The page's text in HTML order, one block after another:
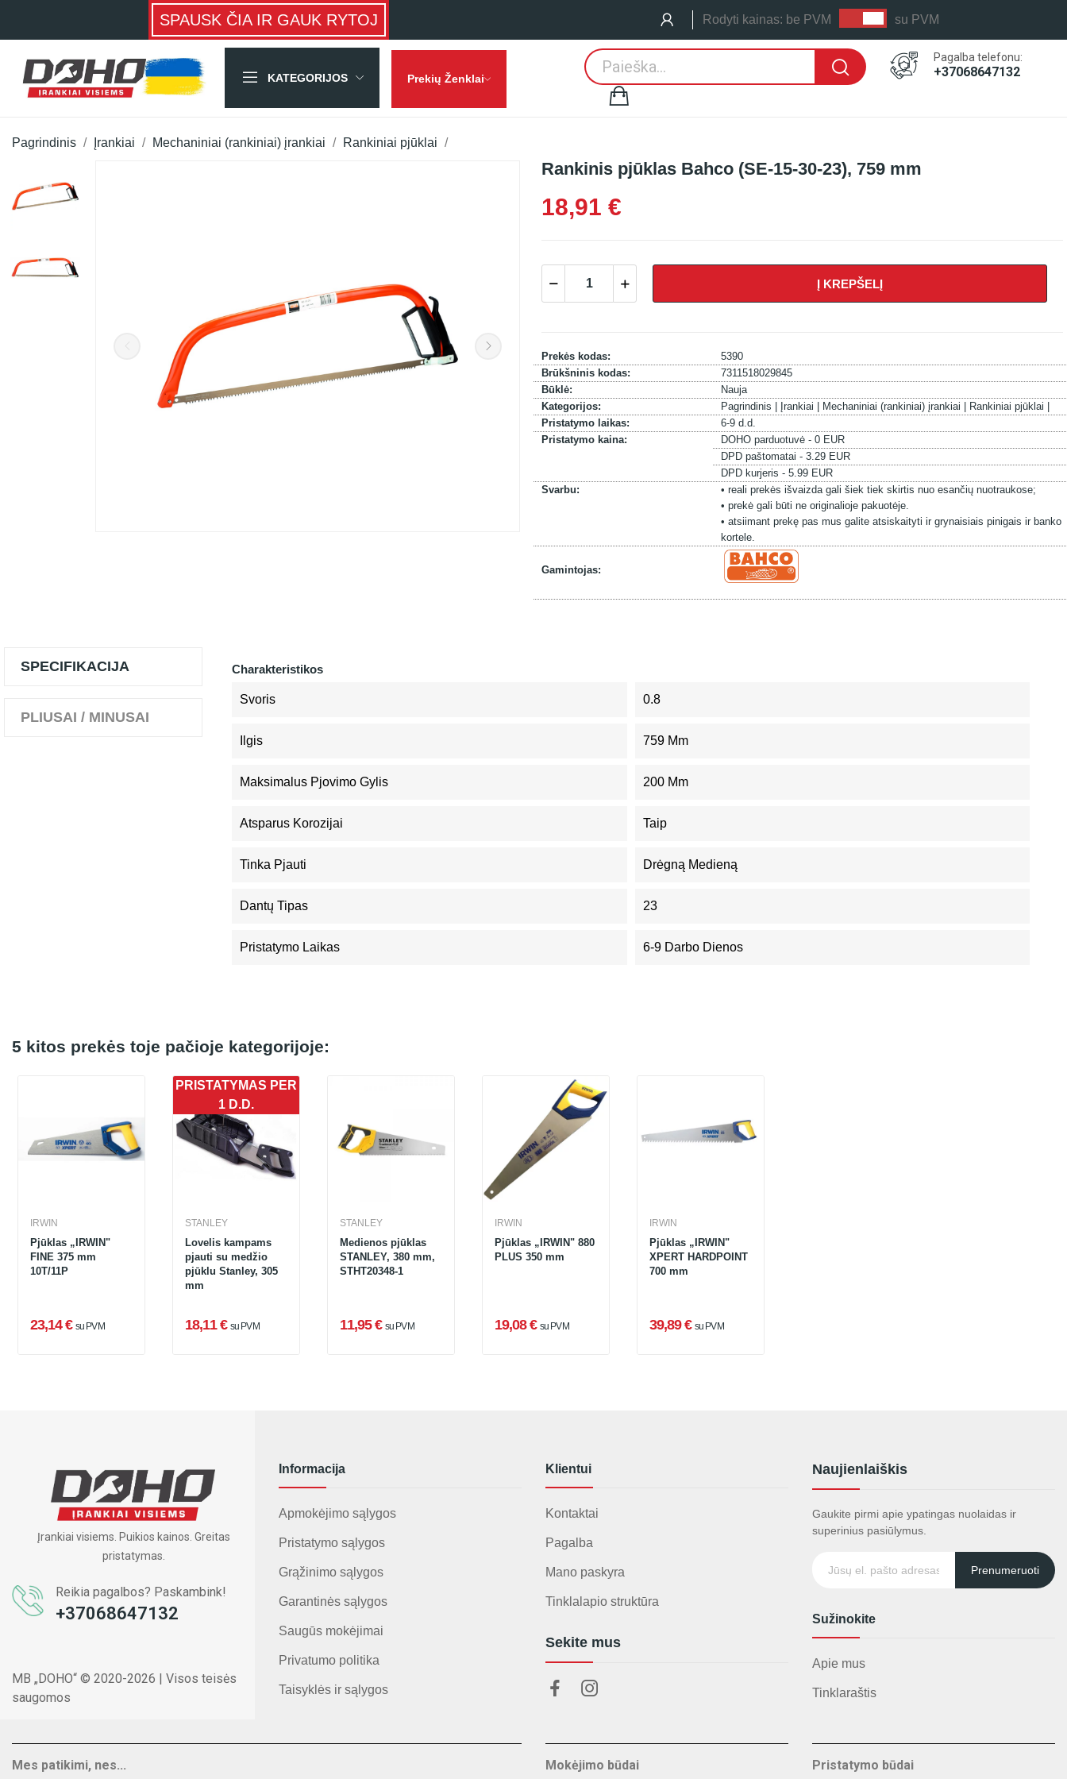
SPAUSK ČIA IR GAUK RYTOJ Rodyti kainas: be PVM su PVM
KATEGORIJOS Prekių Ženklai
Pagalba telefonu:
+37068647132
Pagrindinis Įrankiai Mechaniniai (rankiniai) įrankiai Rankiniai pjūklai
Rankinis pjūklas Bahco (SE-15-30-23), 759 mm
18,91 €
Į KREPŠELĮ
Prekės kodas:
5390
Brūkšninis kodas:
7311518029845
Būklė:
Nauja
Kategorijos:
Pagrindinis | Įrankiai | Mechaniniai (rankiniai) įrankiai |
Rankiniai pjūklai |
Pristatymo laikas:
6-9 d.d.
Pristatymo kaina:
DOHO parduotuvė - 0 EUR
DPD paštomatai - 3.29 EUR
DPD kurjeris - 5.99 EUR
Svarbu:
• reali prekės išvaizda gali šiek tiek skirtis nuo esančių nuotraukose;
• prekė gali būti ne originalioje pakuotėje.
• atsiimant prekę pas mus galite atsiskaityti ir grynaisiais pinigais ir banko
kortele.
Gamintojas:
SPECIFIKACIJA
PLIUSAI / MINUSAI
Charakteristikos
Svoris 0.8
Ilgis 759 Mm
Maksimalus Pjovimo Gylis 200 Mm
Atsparus Korozijai Taip
Tinka Pjauti Drėgną Medieną
Dantų Tipas 23
Pristatymo Laikas 6-9 Darbo Dienos
5 kitos prekės toje pačioje kategorijoje:
IRWIN
Pjūklas „IRWIN"
FINE 375 mm
10T/11P
23,14 € su PVM
PRISTATYMAS PER
1 D.D.
STANLEY
Lovelis kampams
pjauti su medžio
pjūklu Stanley, 305
mm
18,11 € su PVM
STANLEY
Medienos pjūklas
STANLEY, 380 mm,
STHT20348-1
11,95 € su PVM
IRWIN
Pjūklas „IRWIN" 880
PLUS 350 mm
19,08 € su PVM
IRWIN
Pjūklas „IRWIN"
XPERT HARDPOINT
700 mm
39,89 € su PVM
Įrankiai visiems. Puikios kainos. Greitas
pristatymas.
Reikia pagalbos? Paskambink!
+37068647132
MB „DOHO“ © 2020-2026 | Visos teisės
saugomos
Informacija
Apmokėjimo sąlygos
Pristatymo sąlygos
Grąžinimo sąlygos
Garantinės sąlygos
Saugūs mokėjimai
Privatumo politika
Taisyklės ir sąlygos
Klientui
Kontaktai
Pagalba
Mano paskyra
Tinklalapio struktūra
Sekite mus
Naujienlaiškis
Gaukite pirmi apie ypatingas nuolaidas ir
superinius pasiūlymus.
Prenumeruoti
Sužinokite
Apie mus
Tinklaraštis
Mes patikimi, nes... Mokėjimo būdai Pristatymo būdai